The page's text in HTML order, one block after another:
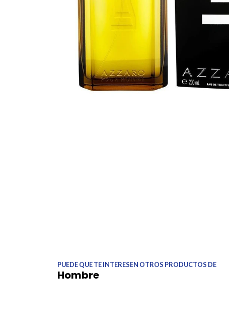
PUEDE QUE TE INTERESEN OTROS PRODUCTOS DE
Hombre